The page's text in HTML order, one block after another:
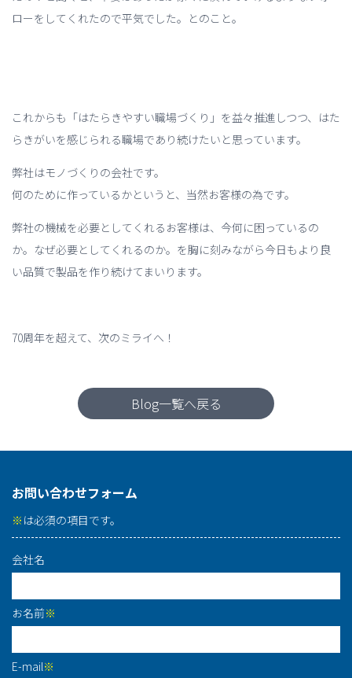
ローをしてくれたので平気でした。とのこと。
これからも「はたらきやすい職場づくり」を益々推進しつつ、はた
らきがいを感じられる職場であり続けたいと思っています。
弊社はモノづくりの会社です。
何のために作っているかというと、当然お客様の為です。
弊社の機械を必要としてくれるお客様は、今何に困っているの
か。なぜ必要としてくれるのか。を胸に刻みながら今日もより良
い品質で製品を作り続けてまいります。
70周年を超えて、次のミライへ！
Blog一覧へ戻る
お問い合わせフォーム
※ は必須の項目です。
会社名
お名前※
E-mail※